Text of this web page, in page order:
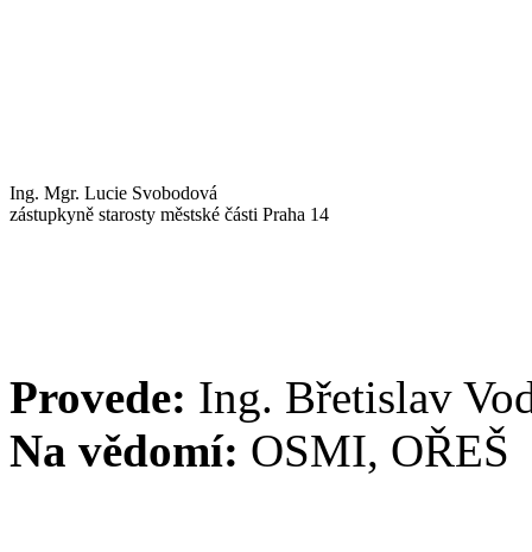
Ing. Mgr. Lucie Svobodová
zástupkyně starosty městské části Praha 14
Provede: Ing. Břetislav
Na vědomí: OSMI, OŘEŠ